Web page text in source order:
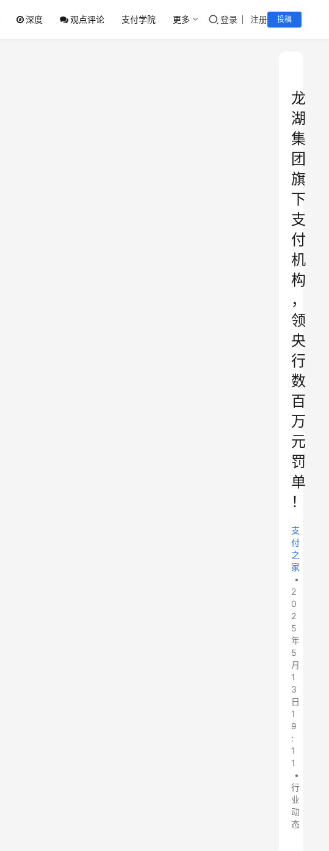
深度 观点评论 支付学院 更多 登录 注册 投稿
龙
湖
集
团
旗
下
支
付
机
构
，
领
央
行
数
百
万
元
罚
单
！
支
付
之
家
•
2
0
2
5
年
5
月
1
3
日
1
9
:
1
1
•
行
业
动
态